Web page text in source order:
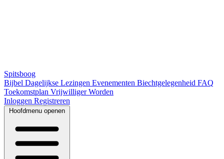
Spitsboog
Bijbel Dagelijkse Lezingen Evenementen Biechtgelegenheid FAQ
Toekomstplan Vrijwilliger Worden
Inloggen Registreren
Hoofdmenu openen